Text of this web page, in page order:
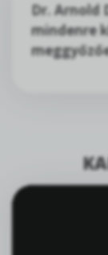
Dr. Arnold
mindenre